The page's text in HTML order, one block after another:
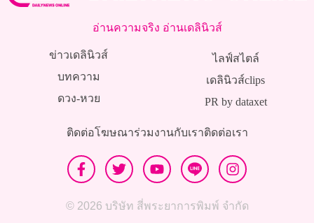
อ่านความจริง อ่านเดลินิวส์
ข่าวเดลินิวส์
บทความ
ดวง-หวย
ไลฟ์สไตล์
เดลินิวส์clips
PR by dataxet
ติดต่อโฆษณาร่วมงานกับเราติดต่อเรา
© 2026 บริษัท สี่พระยาการพิมพ์ จำกัด